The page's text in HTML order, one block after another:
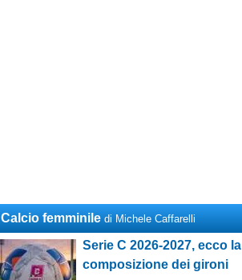
Calcio femminile di Michele Caffarelli
Serie C 2026-2027, ecco la
composizione dei gironi